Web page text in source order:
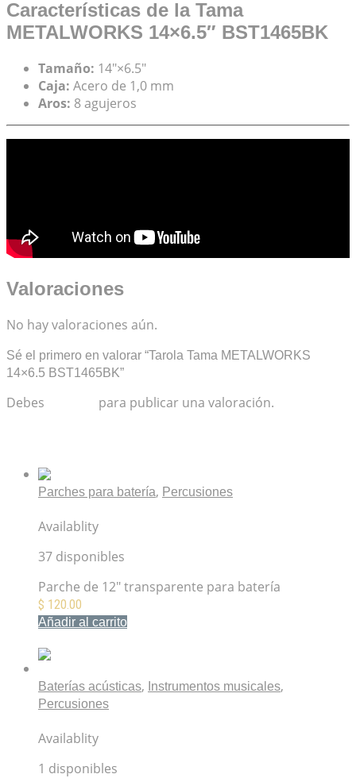
Características de la Tama
METALWORKS 14×6.5″ BST1465BK
Tamaño: 14″×6.5″
Caja: Acero de 1,0 mm
Aros: 8 agujeros
Valoraciones
No hay valoraciones aún.
Sé el primero en valorar “Tarola Tama METALWORKS
14×6.5 BST1465BK”
Debes para publicar una valoración.
Parches para batería, Percusiones
Availablity
37 disponibles
Parche de 12″ transparente para batería
$ 120.00
Añadir al carrito
Baterías acústicas, Instrumentos musicales,
Percusiones
Availablity
1 disponibles